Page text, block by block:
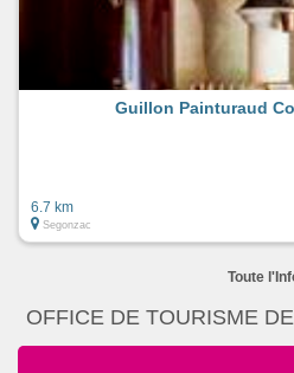
Guillon Painturaud
6.7 km
Segonzac
Toute
OFFICE DE TOURISME